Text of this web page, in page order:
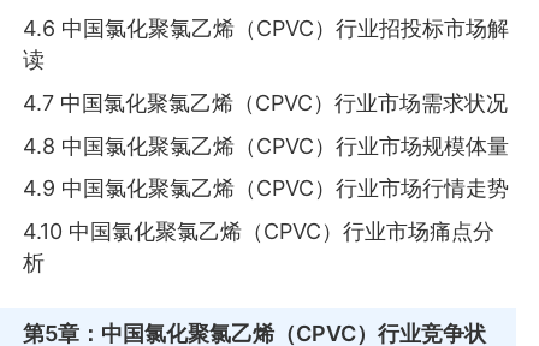
4.6 中国氯化聚氯乙烯（CPVC）行业招投标市场解
读
4.7 中国氯化聚氯乙烯（CPVC）行业市场需求状况
4.8 中国氯化聚氯乙烯（CPVC）行业市场规模体量
4.9 中国氯化聚氯乙烯（CPVC）行业市场行情走势
4.10 中国氯化聚氯乙烯（CPVC）行业市场痛点分
析
第5章 ：中国氯化聚氯乙烯（CPVC）行业竞争状